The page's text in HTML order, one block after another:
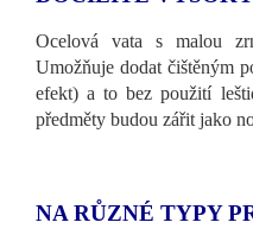
Ocelová vata s malou
Umožňuje dodat čištěným
efekt) a to bez použití
předměty budou zářit jako
NA RŮZNÉ TYPY